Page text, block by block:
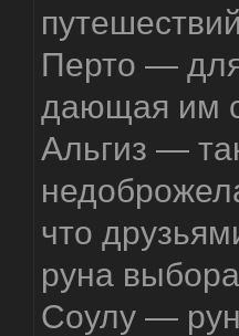
Перто —
дающая им
Альгиз —
что
руна
Соулу —